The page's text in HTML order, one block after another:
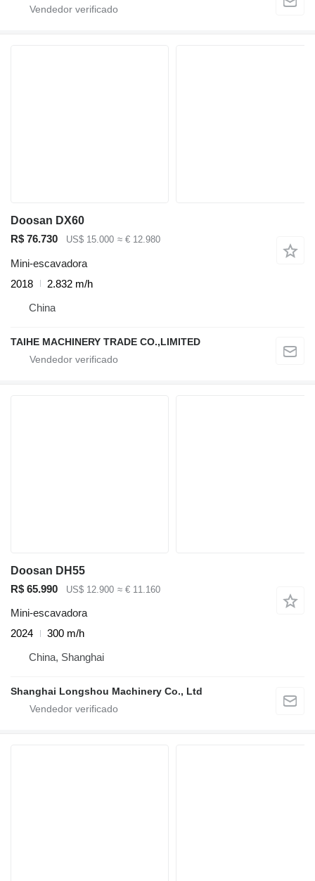
Doosan DX60
R$ 76.730
US$ 15.000 ≈ € 12.980
Mini-escavadora
2018
2.832 m/h
China
TAIHE MACHINERY TRADE CO.,LIMITED
Doosan DH55
R$ 65.990
US$ 12.900 ≈ € 11.160
Mini-escavadora
2024
300 m/h
China, Shanghai
Shanghai Longshou Machinery Co., Ltd